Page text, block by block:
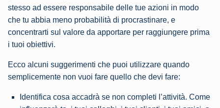
stesso ad essere responsabile delle tue azioni in modo
che tu abbia meno probabilità di procrastinare, e
concentrarti sul valore da apportare per raggiungere prima
i tuoi obiettivi.
Ecco alcuni suggerimenti che puoi utilizzare quando
semplicemente non vuoi fare quello che devi fare:
Identifica cosa accadrà se non completi l’attività. Come